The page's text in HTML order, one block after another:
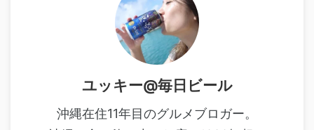
ユッキー@毎日ビール
沖縄在住11年目のグルメブロガー。